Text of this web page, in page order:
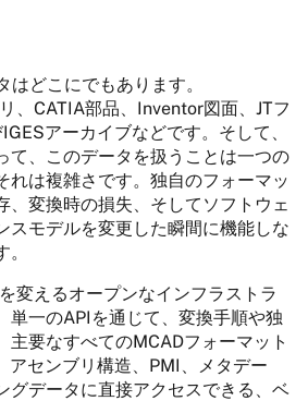
はどこにでもあります。
、CATIA部品、Inventor図面、JTフ
アーカイブなどです。そして、
て、このデータを扱うことは一つの
れは複雑さです。独自のフォーマッ
、変換時の損失、そしてソフトウェ
スモデルを変更した瞬間に機能しな
変えるオープンなインフラストラ
単一のAPIを通じて、変換手順や独
主要なすべてのMCADフォーマット
アセンブリ構造、PMI、メタデー
グデータに直接アクセスできる、ベ